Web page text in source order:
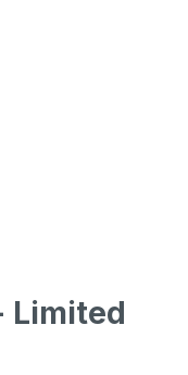
Limited